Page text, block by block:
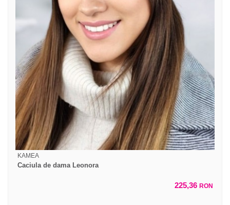
KAMEA
Caciula de dama Leonora
225,36 RON